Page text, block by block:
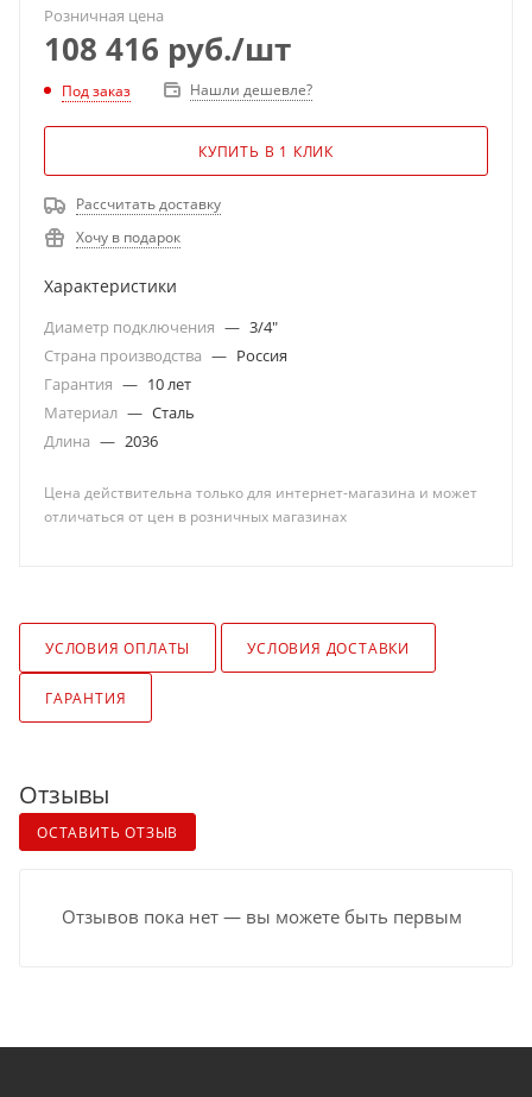
Розничная цена
108 416 руб./шт
Под заказ Нашли дешевле?
КУПИТЬ В 1 КЛИК
Рассчитать доставку
Хочу в подарок
Характеристики
Диаметр подключения — 3/4"
Страна производства — Россия
Гарантия — 10 лет
Материал — Сталь
Длина — 2036
Цена действительна только для интернет-магазина и может
отличаться от цен в розничных магазинах
УСЛОВИЯ ОПЛАТЫ УСЛОВИЯ ДОСТАВКИ
ГАРАНТИЯ
Отзывы
ОСТАВИТЬ ОТЗЫВ
Отзывов пока нет — вы можете быть первым